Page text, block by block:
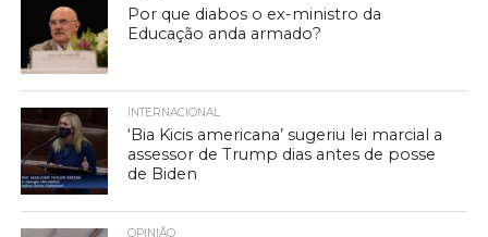
Por que diabos o ex-ministro da
Educação anda armado?
INTERNACIONAL
‘Bia Kicis americana’ sugeriu lei marcial a
assessor de Trump dias antes de posse
de Biden
OPINIÃO